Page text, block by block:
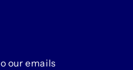
our emails